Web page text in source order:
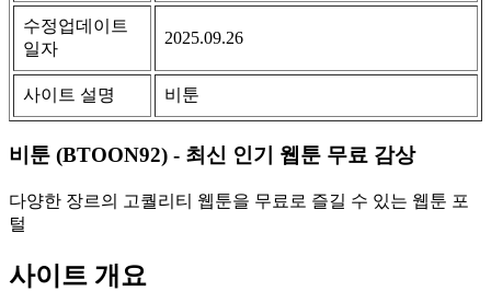
수정업데이트
일자
2025.09.26
사이트 설명 비툰
비툰 (BTOON92) - 최신 인기 웹툰 무료 감상
다양한 장르의 고퀄리티 웹툰을 무료로 즐길 수 있는 웹툰 포
털
사이트 개요